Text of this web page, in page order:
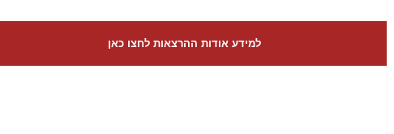
למידע אודות ההרצאות לחצו כאן